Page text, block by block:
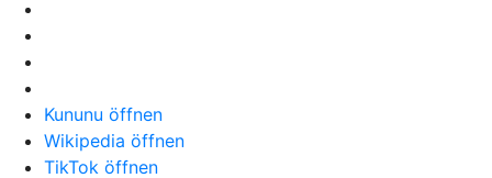
Kununu öffnen
Wikipedia öffnen
TikTok öffnen